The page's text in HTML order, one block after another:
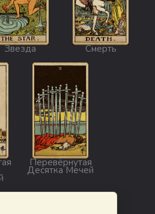
Звезда Смерть
Перевёрнутая
Десятка Мечей